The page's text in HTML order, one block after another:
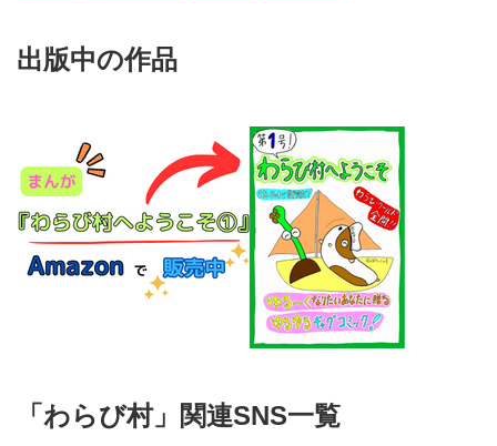
出版中の作品
「わらび村」関連SNS一覧